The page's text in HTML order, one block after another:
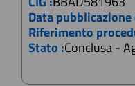
Data
Riferimento
Stato :Conclusa -